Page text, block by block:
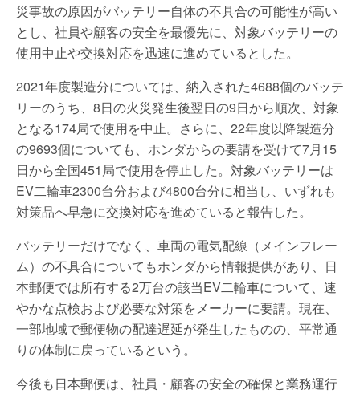
災事故の原因がバッテリー自体の不具合の可能性が高い
とし、社員や顧客の安全を最優先に、対象バッテリーの
使用中止や交換対応を迅速に進めているとした。
2021年度製造分については、納入された4688個のバッテ
リーのうち、8日の火災発生後翌日の9日から順次、対象
となる174局で使用を中止。さらに、22年度以降製造分
の9693個についても、ホンダからの要請を受けて7月15
日から全国451局で使用を停止した。対象バッテリーは
EV二輪車2300台分および4800台分に相当し、いずれも
対策品へ早急に交換対応を進めていると報告した。
バッテリーだけでなく、車両の電気配線（メインフレー
ム）の不具合についてもホンダから情報提供があり、日
本郵便では所有する2万台の該当EV二輪車について、速
やかな点検および必要な対策をメーカーに要請。現在、
一部地域で郵便物の配達遅延が発生したものの、平常通
りの体制に戻っているという。
今後も日本郵便は、社員・顧客の安全の確保と業務運行